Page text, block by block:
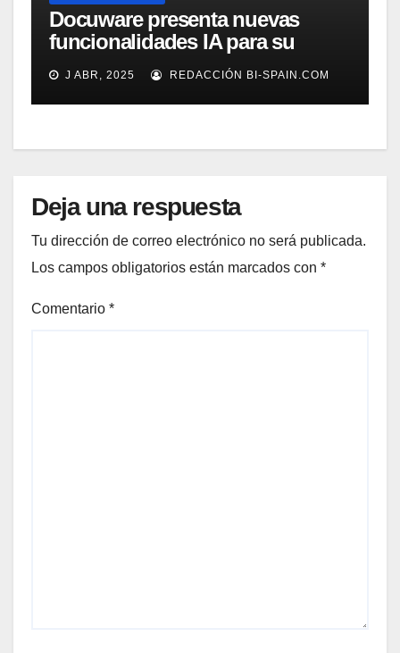
Docuware presenta nuevas
funcionalidades IA para su
gestión documental
J ABR, 2025 REDACCIÓN BI-SPAIN.COM
Deja una respuesta
Tu dirección de correo electrónico no será publicada.
Los campos obligatorios están marcados con *
Comentario *